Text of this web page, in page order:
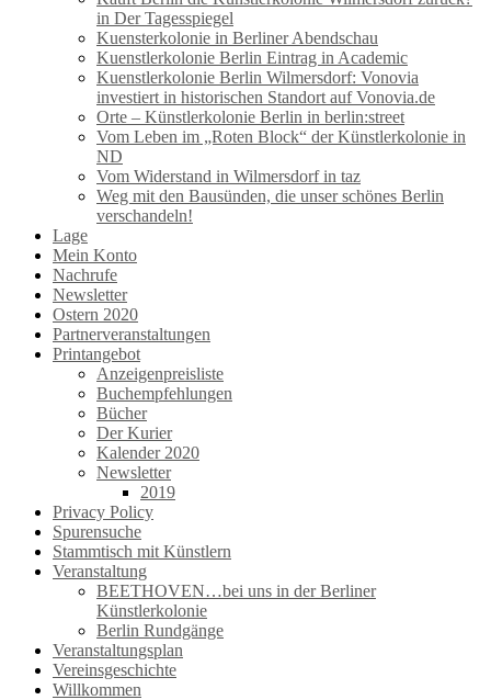
in Der Tagesspiegel
Kuensterkolonie in Berliner Abendschau
Kuenstlerkolonie Berlin Eintrag in Academic
Kuenstlerkolonie Berlin Wilmersdorf: Vonovia
investiert in historischen Standort auf Vonovia.de
Orte – Künstlerkolonie Berlin in berlin:street
Vom Leben im „Roten Block“ der Künstlerkolonie in
ND
Vom Widerstand in Wilmersdorf in taz
Weg mit den Bausünden, die unser schönes Berlin
verschandeln!
Lage
Mein Konto
Nachrufe
Newsletter
Ostern 2020
Partnerveranstaltungen
Printangebot
Anzeigenpreisliste
Buchempfehlungen
Bücher
Der Kurier
Kalender 2020
Newsletter
2019
Privacy Policy
Spurensuche
Stammtisch mit Künstlern
Veranstaltung
BEETHOVEN…bei uns in der Berliner
Künstlerkolonie
Berlin Rundgänge
Veranstaltungsplan
Vereinsgeschichte
Willkommen